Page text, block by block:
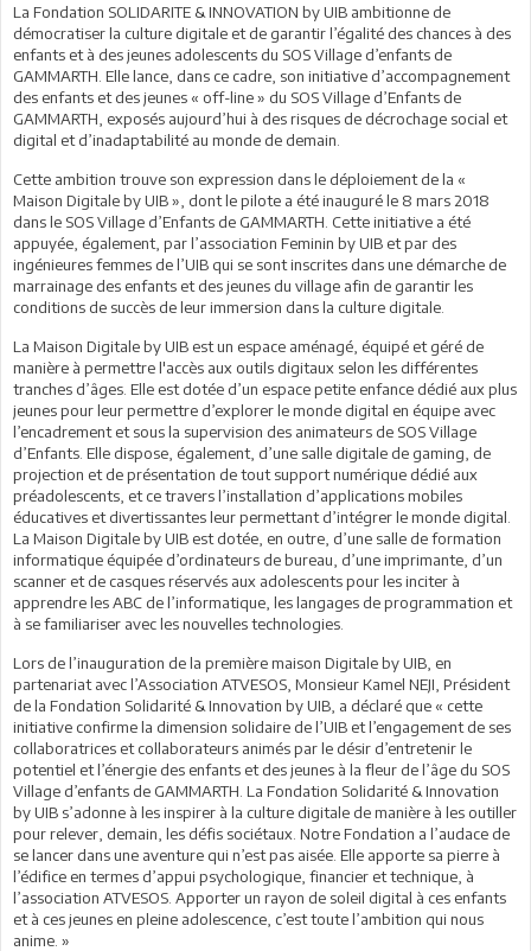
La Fondation SOLIDARITE & INNOVATION by UIB ambitionne de
démocratiser la culture digitale et de garantir l’égalité des chances à des
enfants et à des jeunes adolescents du SOS Village d’enfants de
GAMMARTH. Elle lance, dans ce cadre, son initiative d’accompagnement
des enfants et des jeunes « off-line » du SOS Village d’Enfants de
GAMMARTH, exposés aujourd’hui à des risques de décrochage social et
digital et d’inadaptabilité au monde de demain.
Cette ambition trouve son expression dans le déploiement de la «
Maison Digitale by UIB », dont le pilote a été inauguré le 8 mars 2018
dans le SOS Village d’Enfants de GAMMARTH. Cette initiative a été
appuyée, également, par l’association Feminin by UIB et par des
ingénieures femmes de l’UIB qui se sont inscrites dans une démarche de
marrainage des enfants et des jeunes du village afin de garantir les
conditions de succès de leur immersion dans la culture digitale.
La Maison Digitale by UIB est un espace aménagé, équipé et géré de
manière à permettre l'accès aux outils digitaux selon les différentes
tranches d’âges. Elle est dotée d’un espace petite enfance dédié aux plus
jeunes pour leur permettre d’explorer le monde digital en équipe avec
l’encadrement et sous la supervision des animateurs de SOS Village
d’Enfants. Elle dispose, également, d’une salle digitale de gaming, de
projection et de présentation de tout support numérique dédié aux
préadolescents, et ce travers l’installation d’applications mobiles
éducatives et divertissantes leur permettant d’intégrer le monde digital.
La Maison Digitale by UIB est dotée, en outre, d’une salle de formation
informatique équipée d’ordinateurs de bureau, d’une imprimante, d’un
scanner et de casques réservés aux adolescents pour les inciter à
apprendre les ABC de l’informatique, les langages de programmation et
à se familiariser avec les nouvelles technologies.
Lors de l’inauguration de la première maison Digitale by UIB, en
partenariat avec l’Association ATVESOS, Monsieur Kamel NEJI, Président
de la Fondation Solidarité & Innovation by UIB, a déclaré que « cette
initiative confirme la dimension solidaire de l’UIB et l’engagement de ses
collaboratrices et collaborateurs animés par le désir d’entretenir le
potentiel et l’énergie des enfants et des jeunes à la fleur de l’âge du SOS
Village d’enfants de GAMMARTH. La Fondation Solidarité & Innovation
by UIB s’adonne à les inspirer à la culture digitale de manière à les outiller
pour relever, demain, les défis sociétaux. Notre Fondation a l’audace de
se lancer dans une aventure qui n’est pas aisée. Elle apporte sa pierre à
l’édifice en termes d’appui psychologique, financier et technique, à
l’association ATVESOS. Apporter un rayon de soleil digital à ces enfants
et à ces jeunes en pleine adolescence, c’est toute l’ambition qui nous
anime. »